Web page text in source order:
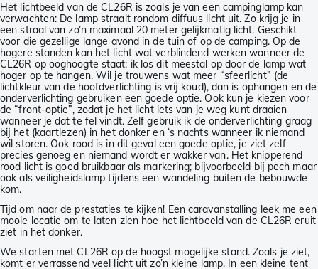
Het lichtbeeld van de CL26R is zoals je van een campinglamp kan
verwachten: De lamp straalt rondom diffuus licht uit. Zo krijg je in
een straal van zo’n maximaal 20 meter gelijkmatig licht. Geschikt
voor die gezellige lange avond in de tuin of op de camping. Op de
hogere standen kan het licht wat verblindend werken wanneer de
CL26R op ooghoogte staat; ik los dit meestal op door de lamp wat
hoger op te hangen. Wil je trouwens wat meer “sfeerlicht” (de
lichtkleur van de hoofdverlichting is vrij koud), dan is ophangen en de
onderverlichting gebruiken een goede optie. Ook kun je kiezen voor
de “front-optie”, zodat je het licht iets van je weg kunt draaien
wanneer je dat te fel vindt. Zelf gebruik ik de onderverlichting graag
bij het (kaartlezen) in het donker en ‘s nachts wanneer ik niemand
wil storen. Ook rood is in dit geval een goede optie, je ziet zelf
precies genoeg en niemand wordt er wakker van. Het knipperend
rood licht is goed bruikbaar als markering; bijvoorbeeld bij pech maar
ook als veiligheidslamp tijdens een wandeling buiten de bebouwde
kom.
Tijd om naar de prestaties te kijken! Een caravanstalling leek me een
mooie locatie om te laten zien hoe het lichtbeeld van de CL26R eruit
ziet in het donker.
We starten met CL26R op de hoogst mogelijke stand. Zoals je ziet,
komt er verrassend veel licht uit zo’n kleine lamp. In een kleine tent